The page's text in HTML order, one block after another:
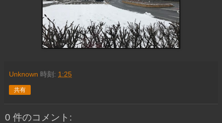
Unknown 時刻: 1:25
共有
0 件のコメント: